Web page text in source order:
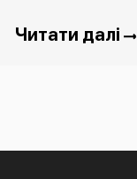
Читати далі